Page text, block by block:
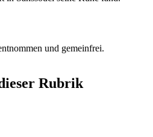
und gemeinfrei.
Rubrik